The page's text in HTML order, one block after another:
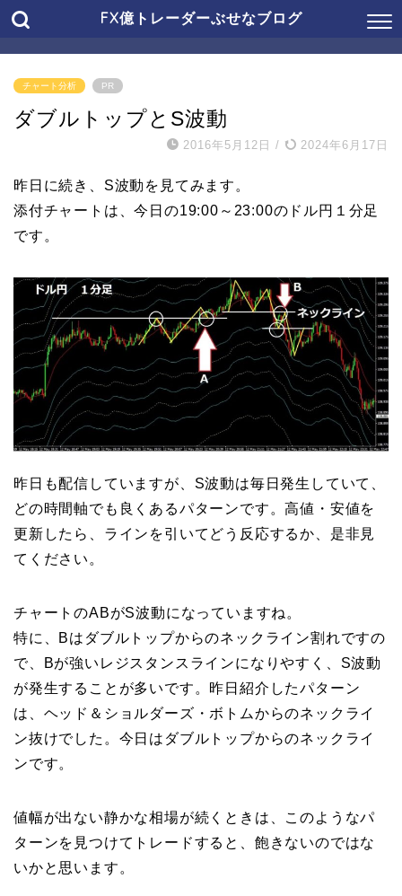
FX億トレーダーぶせなブログ
チャート分析 PR
ダブルトップとS波動
2016年5月12日 / 2024年6月17日
昨日に続き、S波動を見てみます。
添付チャートは、今日の19:00～23:00のドル円１分足
です。
昨日も配信していますが、S波動は毎日発生していて、
どの時間軸でも良くあるパターンです。高値・安値を
更新したら、ラインを引いてどう反応するか、是非見
てください。
チャートのABがS波動になっていますね。
特に、Bはダブルトップからのネックライン割れですの
で、Bが強いレジスタンスラインになりやすく、S波動
が発生することが多いです。昨日紹介したパターン
は、ヘッド＆ショルダーズ・ボトムからのネックライ
ン抜けでした。今日はダブルトップからのネックライ
ンです。
値幅が出ない静かな相場が続くときは、このようなパ
ターンを見つけてトレードすると、飽きないのではな
いかと思います。